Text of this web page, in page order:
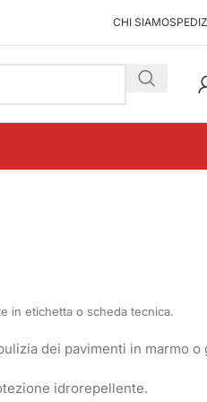
CHI SIAMO
in etichetta o scheda tecnica.
dei pavimenti in marmo o
idrorepellente.